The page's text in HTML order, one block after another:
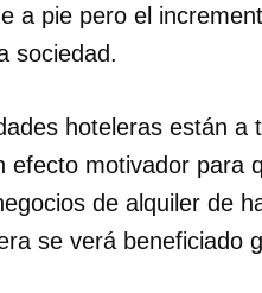
a pie pero el
sociedad.
hoteleras están
efecto motivador para
de alquiler de
se verá beneficiado